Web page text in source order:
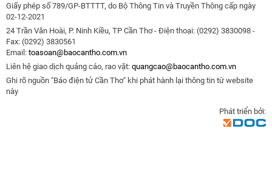
Giấy phép số 789/GP-BTTTT, do Bộ Thông Tin và Truyền Thông cấp ngày
02-12-2021
24 Trần Văn Hoài, P. Ninh Kiều, TP Cần Thơ - Điện thoại: (0292) 3830098 -
Fax: (0292) 3830561
Email: toasoan@baocantho.com.vn
Liên hệ giao dịch quảng cáo, rao vặt: quangcao@baocantho.com.vn
Ghi rõ nguồn "Báo điện tử Cần Thơ" khi phát hành lại thông tin từ website
này
Phát triển bởi: